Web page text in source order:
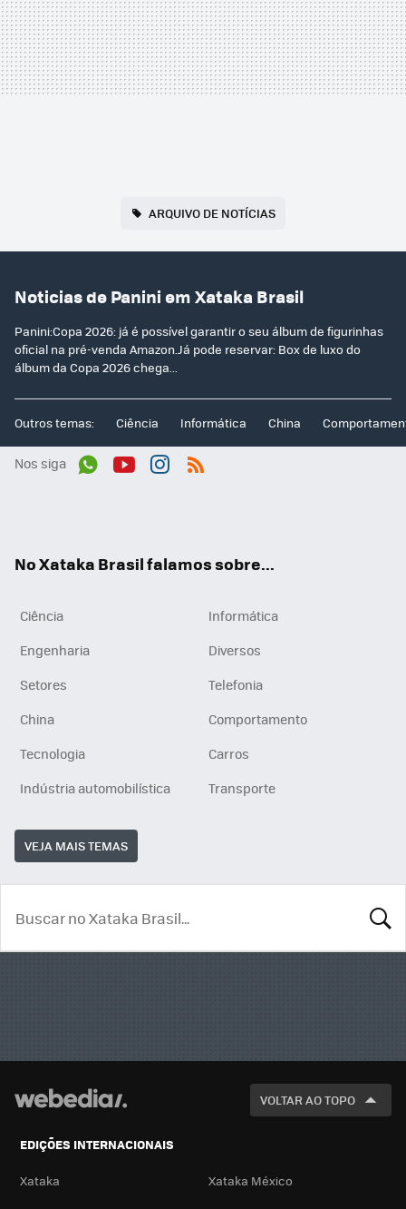
ARQUIVO DE NOTÍCIAS
Noticias de Panini em Xataka Brasil
Panini:Copa 2026: já é possível garantir o seu álbum de figurinhas
oficial na pré-venda Amazon.Já pode reservar: Box de luxo do
álbum da Copa 2026 chega...
Outros temas: Ciência Informática China
Nos siga
No Xataka Brasil falamos sobre...
Ciência
Informática
Engenharia
Diversos
Setores
Telefonia
China
Comportamento
Tecnologia
Carros
Indústria automobilística
Transporte
VEJA MAIS TEMAS
VOLTAR AO TOPO
EDIÇÕES INTERNACIONAIS
Xataka Xataka México